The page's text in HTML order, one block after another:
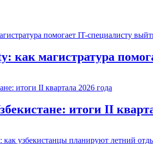
как магистратура
итоги II